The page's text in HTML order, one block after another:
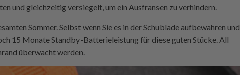
und gleichzeitig versiegelt, um ein Ausfransen zu verhindern.
Sommer. Selbst wenn Sie es in der Schublade aufbewahren und
15 Monate Standby-Batterieleistung für diese guten Stücke. All
überwacht werden.